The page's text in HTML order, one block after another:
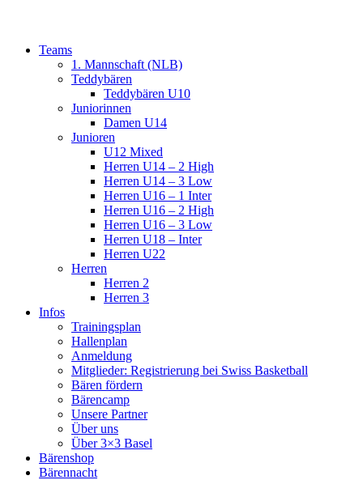
Teams
1. Mannschaft (NLB)
Teddybären
Teddybären U10
Juniorinnen
Damen U14
Junioren
U12 Mixed
Herren U14 – 2 High
Herren U14 – 3 Low
Herren U16 – 1 Inter
Herren U16 – 2 High
Herren U16 – 3 Low
Herren U18 – Inter
Herren U22
Herren
Herren 2
Herren 3
Infos
Trainingsplan
Hallenplan
Anmeldung
Mitglieder: Registrierung bei Swiss Basketball
Bären fördern
Bärencamp
Unsere Partner
Über uns
Über 3×3 Basel
Bärenshop
Bärennacht